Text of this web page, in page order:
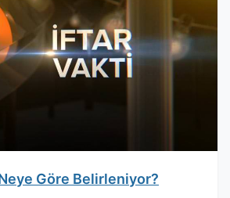
Göre Belirleniyor?